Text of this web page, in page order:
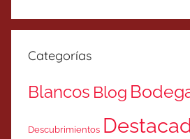
Categorías
Blancos Blog
Descubrimientos